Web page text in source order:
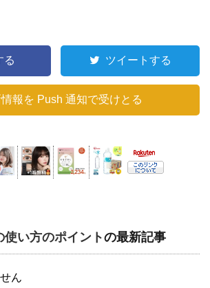
る ツイートする
報を Push 通知で受けとる
い方のポイントの最新記事
ん